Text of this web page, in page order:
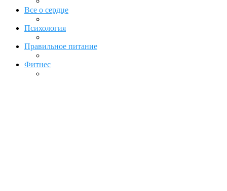
Все о сердце
Психология
Правильное питание
Фитнес